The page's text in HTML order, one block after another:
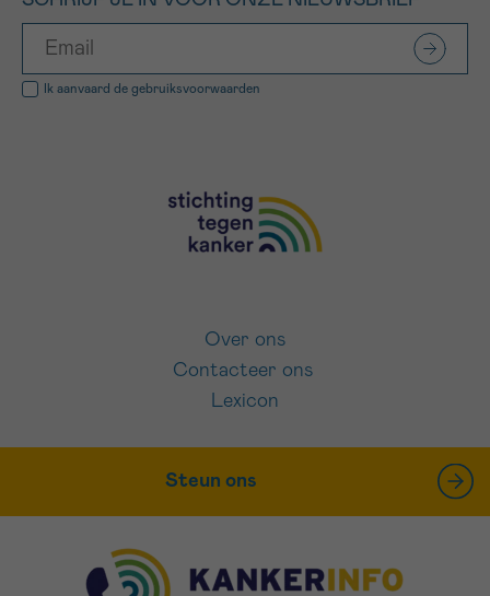
Ik aanvaard de gebruiksvoorwaarden
Over ons
Contacteer ons
Lexicon
Steun ons